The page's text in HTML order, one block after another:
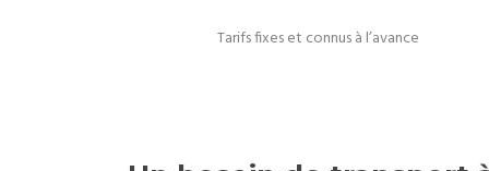
Tarifs fixes et connus à l’avance